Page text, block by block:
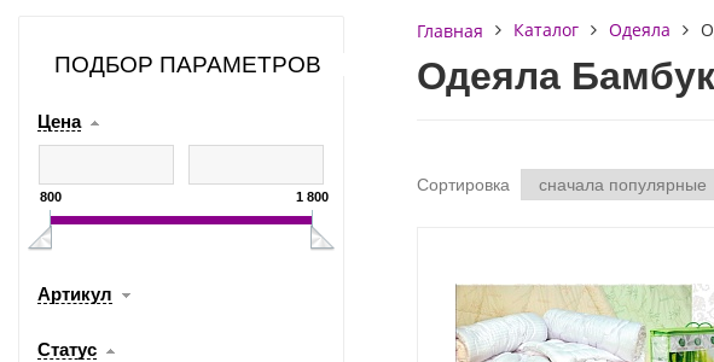
ПОДБОР ПАРАМЕТРОВ
Цена
800 1 800
Артикул
Статус
Главная Каталог Одеяла
Одеяла
Сортировка